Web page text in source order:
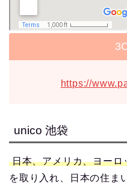
https://
unico 池袋
日本、アメリカ、ヨーロ
を取り入れ、日本の住ま